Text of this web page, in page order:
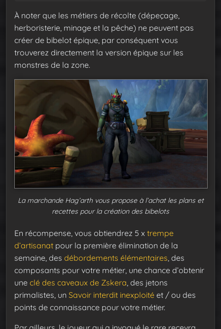
À noter que les métiers de récolte (dépeçage,
herboristerie, minage et la pêche) ne peuvent pas
créer de bibelot épique, par conséquent vous
trouverez directement la version épique sur les
monstres de la zone.
La marchande Hag’arth vous propose à l’achat les plans et
recettes pour la création des bibelots
En récompense, vous obtiendrez 5 x trempe
d’artisanat pour la première élimination de la
semaine, des débordements élémentaires , des
composants pour votre métier, une chance d’obtenir
une clé des caveaux de Zskera , des jetons
primalistes, un Savoir interdit inexploité et / ou des
points de connaissance pour votre métier.